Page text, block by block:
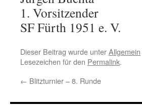
1. Vorsitzender
SF Fürth 1951 e. V.
Dieser Beitrag wurde unterAllgemein
Lesezeichen für den Permalink.
← Blitzturnier – 8. Runde